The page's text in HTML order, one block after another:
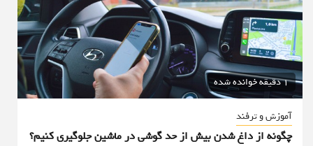
1 دقیقه خوانده شده
آموزش و ترفند
چگونه از داغ شدن بیش از حد گوشی در ماشین جلوگیری کنیم؟